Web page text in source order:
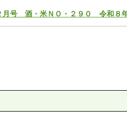
月号 酒・米ＮＯ・２９０ 令和８